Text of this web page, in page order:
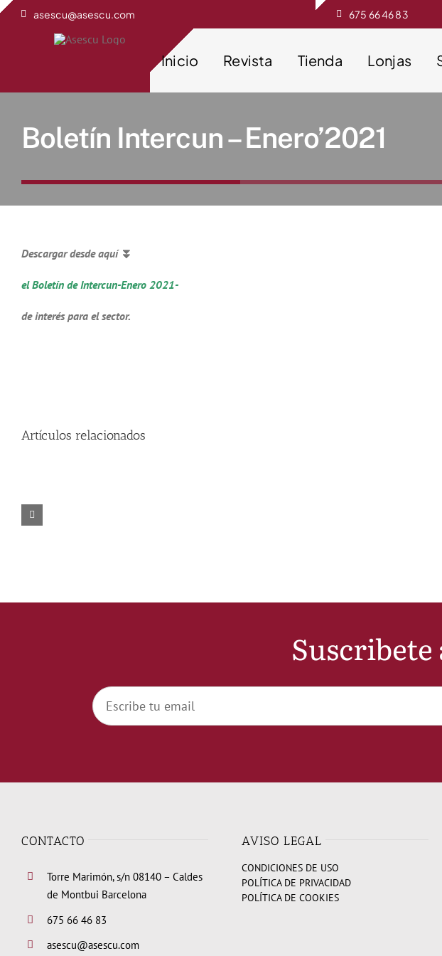
Saltar
asescu@asescu.com 675 66 46 83
Inicio Revista Tienda Lonjas
Boletín Intercun – Enero’2021
Descargar desde aquí ⏬
el Boletín de Intercun-Enero 2021-
de interés para el sector.
Artículos relacionados
CONTACTO
Torre Marimón, s/n 08140 – Caldes
de Montbui Barcelona
675 66 46 83
asescu@asescu.com
AVISO LEGAL
CONDICIONES DE USO
POLÍTICA DE PRIVACIDAD
POLÍTICA DE COOKIES